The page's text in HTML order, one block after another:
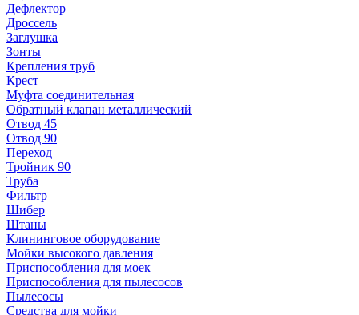
Дефлектор
Дроссель
Заглушка
Зонты
Крепления труб
Крест
Муфта соединительная
Обратный клапан металлический
Отвод 45
Отвод 90
Переход
Тройник 90
Труба
Фильтр
Шибер
Штаны
Клининговое оборудование
Мойки высокого давления
Приспособления для моек
Приспособления для пылесосов
Пылесосы
Средства для мойки